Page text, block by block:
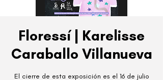
Floressí | Karelisse
Caraballo Villanueva
El cierre de esta exposición es el 16 de julio